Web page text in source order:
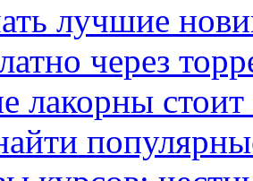
лучшие
через
лакорны стоит